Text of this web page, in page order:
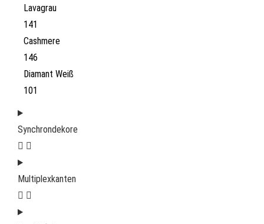
Lavagrau
141
Cashmere
146
Diamant Weiß
101
Synchrondekore
Multiplexkanten